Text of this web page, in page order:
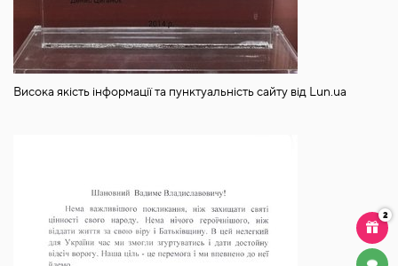
2
Висока якість інформації та пунктуальність сайту від Lun.ua